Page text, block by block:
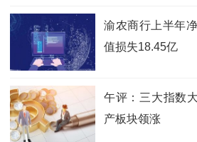
渝农商行上半年
值损失18.45亿
午评：三大指数
产板块领涨